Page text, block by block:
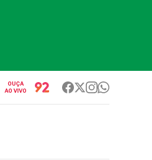
OUÇA
AO VIVO